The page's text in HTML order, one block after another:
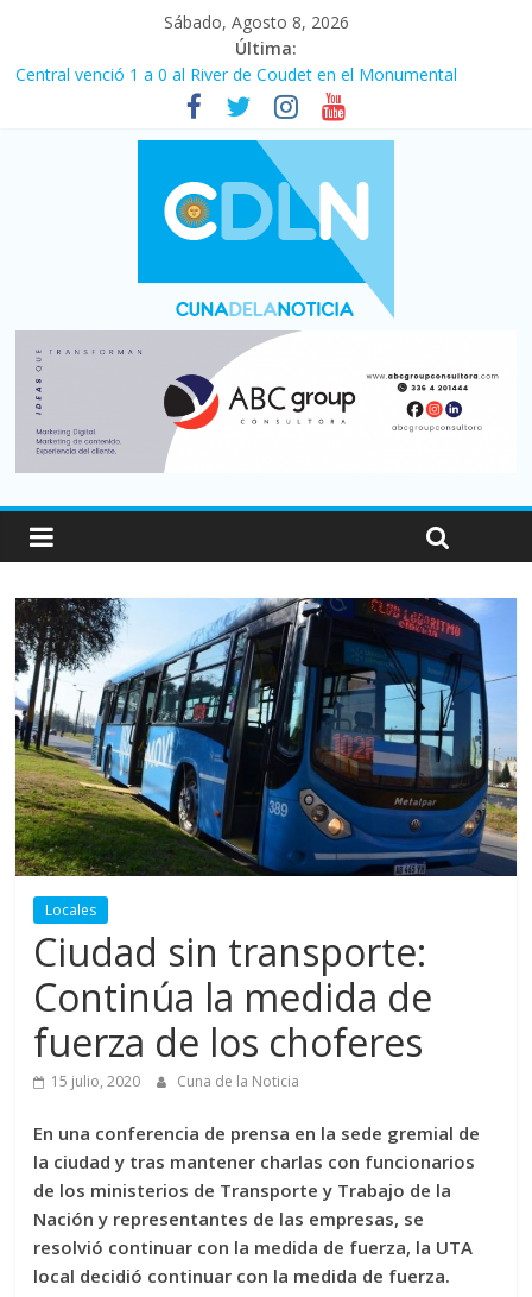
Sábado, Agosto 8, 2026
Última:
Central venció 1 a 0 al River de Coudet en el Monumental
La morosidad alcanzó su nivel más alto en dos décadas y ya
afecta a 400 mil deudores en Santa Fe
Desde que asumió Milei cerraron 41.000 kioscos: el sector
denuncia crisis como en 2001
Vacaciones de invierno con más movimiento y consumo
turístico: 4,6 millones de personas viajaron por el país, un 5,9%
Fuerte caída de la venta de autos usados en julio: bajó un 12,6%
Locales
Ciudad sin transporte:
Continúa la medida de
fuerza de los choferes
15 julio, 2020 Cuna de la Noticia
En una conferencia de prensa en la sede gremial de
la ciudad y tras mantener charlas con funcionarios
de los ministerios de Transporte y Trabajo de la
Nación y representantes de las empresas, se
resolvió continuar con la medida de fuerza, la UTA
local decidió continuar con la medida de fuerza.